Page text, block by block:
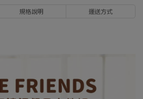
規格說明 運送方式